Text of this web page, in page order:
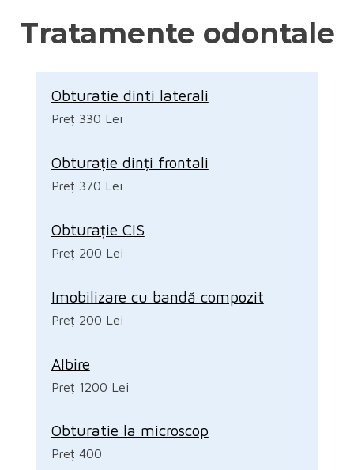
Tratamente odontale
Obturatie dinti laterali
Preț 330 Lei
Obturație dinți frontali
Preț 370 Lei
Obturație CIS
Preț 200 Lei
Imobilizare cu bandă compozit
Preț 200 Lei
Albire
Preț 1200 Lei
Obturatie la microscop
Preț 400